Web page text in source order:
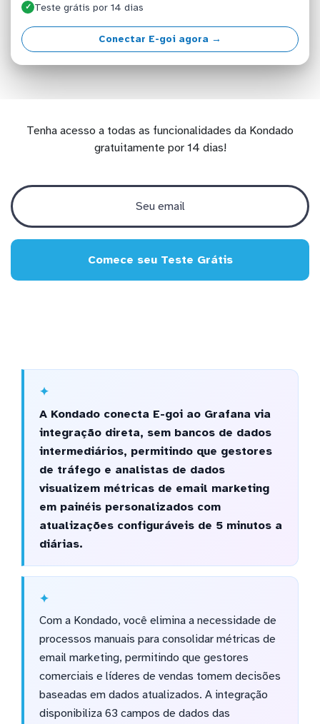
✓ Teste grátis por 14 dias
Conectar E-goi agora →
Tenha acesso a todas as funcionalidades da Kondado
gratuitamente por 14 dias!
Comece seu Teste Grátis
A Kondado conecta E-goi ao Grafana via
integração direta, sem bancos de dados
intermediários, permitindo que gestores
de tráfego e analistas de dados
visualizem métricas de email marketing
em painéis personalizados com
atualizações configuráveis de 5 minutos a
diárias.
Com a Kondado, você elimina a necessidade de
processos manuais para consolidar métricas de
email marketing, permitindo que gestores
comerciais e líderes de vendas tomem decisões
baseadas em dados atualizados. A integração
disponibiliza 63 campos de dados das